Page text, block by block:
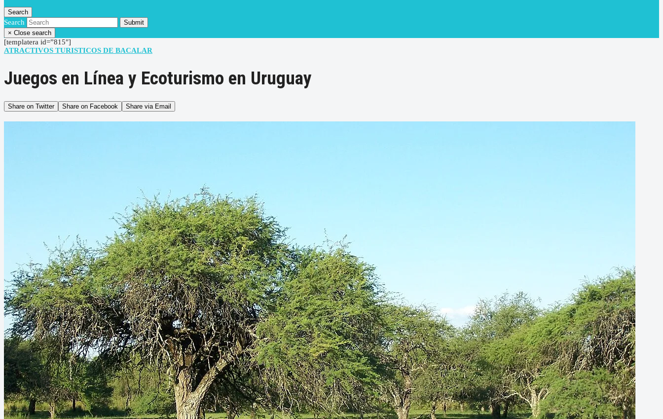
Search
Search
Submit
× Close search
[templatera id=”815″]
ATRACTIVOS TURISTICOS DE BACALAR
Juegos en Línea y Ecoturismo en Uruguay
Share on Twitter Share on Facebook Share via Email